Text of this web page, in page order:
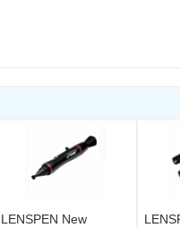
LENSPEN New